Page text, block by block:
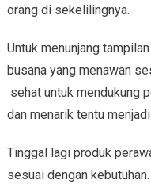
orang di sekelilingnya.
Untuk menunjang
busana yang menawan
sehat untuk mendukung
dan menarik tentu
Tinggal lagi produk
sesuai dengan